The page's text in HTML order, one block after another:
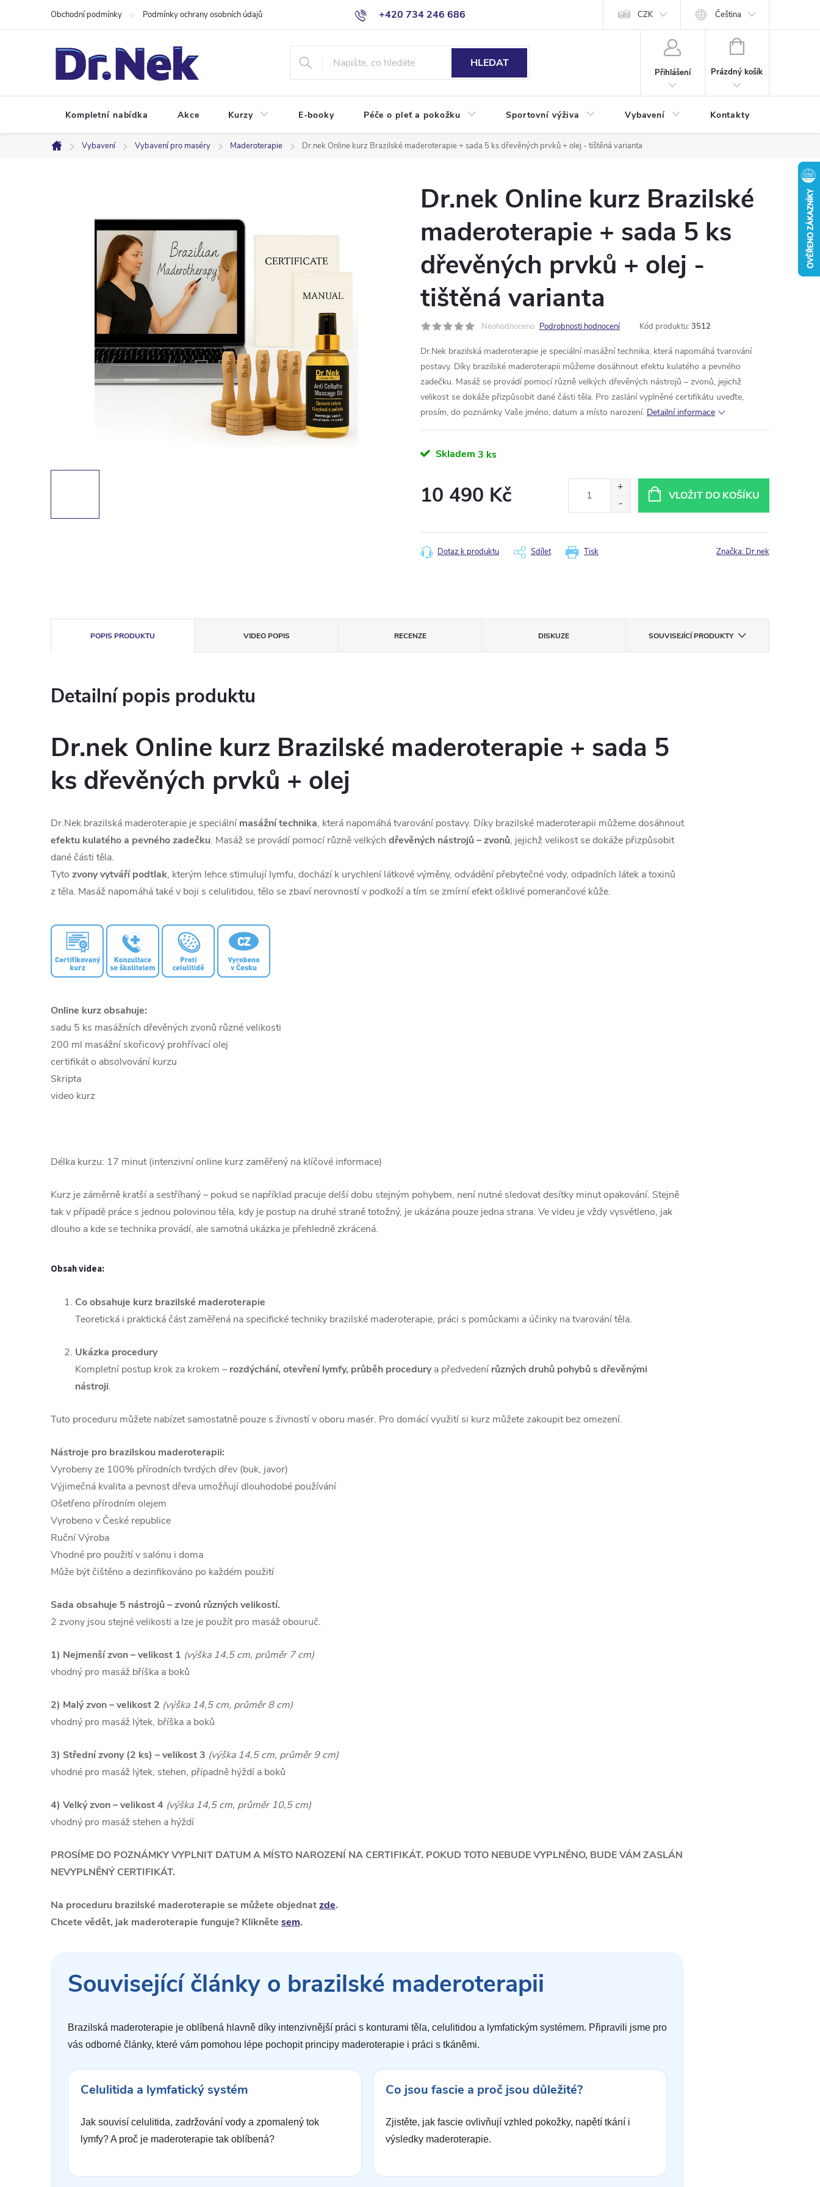
+420 734 246 686
Obchodní podmínky Podmínky ochrany osobních údajů CZK Čeština
HLEDAT
Přihlášení
NÁKUPNÍ
Prázdný košík
Kompletní nabídka Akce Kurzy E-booky Péče o pleť a pokožku Sportovní výživa Vybavení Kontakty
Domů
Vybavení Vybavení pro maséry Maderoterapie Dr.nek Online kurz Brazilské maderoterapie + sada 5 ks dřevěných prvků + olej - tištěná varianta
Dr.nek Online kurz Brazilské
maderoterapie + sada 5 ks
dřevěných prvků + olej -
tištěná varianta
Neohodnoceno Podrobnosti hodnocení Kód produktu: 3512
Dr.Nek brazilská maderoterapie je speciální masážní technika, která napomáhá tvarování
postavy. Díky brazilské maderoterapii můžeme dosáhnout efektu kulatého a pevného
zadečku. Masáž se provádí pomocí různě velkých dřevěných nástrojů – zvonů, jejichž
velikost se dokáže přizpůsobit dané části těla. Pro zaslání vyplněné certifikátu uveďte,
prosím, do poznámky Vaše jméno, datum a místo narození. Detailní informace
Skladem 3 ks
10 490 Kč VLOŽIT DO KOŠÍKU
Tisk
Dotaz k produktu Sdílet Značka: Dr.nek
POPIS PRODUKTU VIDEO POPIS RECENZE DISKUZE SOUVISEJÍCÍ PRODUKTY
Detailní popis produktu
Dr.nek Online kurz Brazilské maderoterapie + sada 5
ks dřevěných prvků + olej
Dr.Nek brazilská maderoterapie je speciální masážní technika, která napomáhá tvarování postavy. Díky brazilské maderoterapii můžeme dosáhnout
efektu kulatého a pevného zadečku. Masáž se provádí pomocí různě velkých dřevěných nástrojů – zvonů, jejichž velikost se dokáže přizpůsobit
dané části těla.
Tyto zvony vytváří podtlak, kterým lehce stimulují lymfu, dochází k urychlení látkové výměny, odvádění přebytečné vody, odpadních látek a toxinů
z těla. Masáž napomáhá také v boji s celulitidou, tělo se zbaví nerovností v podkoží a tím se zmírní efekt ošklivé pomerančové kůže.
Online kurz obsahuje:
sadu 5 ks masážních dřevěných zvonů různé velikosti
200 ml masážní skořicový prohřívací olej
certifikát o absolvování kurzu
Skripta
video kurz
Délka kurzu: 17 minut (intenzivní online kurz zaměřený na klíčové informace)
Kurz je záměrně kratší a sestříhaný – pokud se například pracuje delší dobu stejným pohybem, není nutné sledovat desítky minut opakování. Stejně
tak v případě práce s jednou polovinou těla, kdy je postup na druhé straně totožný, je ukázána pouze jedna strana. Ve videu je vždy vysvětleno, jak
dlouho a kde se technika provádí, ale samotná ukázka je přehledně zkrácená.
Obsah videa:
Co obsahuje kurz brazilské maderoterapie
Teoretická i praktická část zaměřená na specifické techniky brazilské maderoterapie, práci s pomůckami a účinky na tvarování těla.
Ukázka procedury
Kompletní postup krok za krokem – rozdýchání, otevření lymfy, průběh procedurya předvedení různých druhů pohybů s dřevěnými
nástroji.
Tuto proceduru můžete nabízet samostatně pouze s živností v oboru masér. Pro domácí využití si kurz můžete zakoupit bez omezení.
Nástroje pro brazilskou maderoterapii:
Vyrobeny ze 100% přírodních tvrdých dřev (buk, javor)
Výjimečná kvalita a pevnost dřeva umožňují dlouhodobé používání
Ošetřeno přírodním olejem
Vyrobeno v České republice
Ruční Výroba
Vhodné pro použití v salónu i doma
Může být čištěno a dezinfikováno po každém použití
Sada obsahuje 5 nástrojů – zvonů různých velikostí.
2 zvony jsou stejné velikosti a lze je použít pro masáž obouruč.
1) Nejmenší zvon – velikost 1 (výška 14,5 cm, průměr 7 cm)
vhodný pro masáž bříška a boků
2) Malý zvon – velikost 2 (výška 14,5 cm, průměr 8 cm)
vhodný pro masáž lýtek, bříška a boků
3) Střední zvony (2 ks) – velikost 3 (výška 14,5 cm, průměr 9 cm)
vhodné pro masáž lýtek, stehen, případně hýždí a boků
4) Velký zvon – velikost 4 (výška 14,5 cm, průměr 10,5 cm)
vhodný pro masáž stehen a hýždí
PROSÍME DO POZNÁMKY VYPLNIT DATUM A MÍSTO NAROZENÍ NA CERTIFIKÁT. POKUD TOTO NEBUDE VYPLNĚNO, BUDE VÁM ZASLÁN
NEVYPLNĚNÝ CERTIFIKÁT.
Na proceduru brazilské maderoterapie se můžete objednatzde.
Chcete vědět, jak maderoterapie funguje? Klikněte sem.
Související články o brazilské maderoterapii
Brazilská maderoterapie je oblíbená hlavně díky intenzivnější práci s konturami těla, celulitidou a lymfatickým systémem. Připravili jsme pro
vás odborné články, které vám pomohou lépe pochopit principy maderoterapie i práci s tkáněmi.
Celulitida a lymfatický systém
Jak souvisí celulitida, zadržování vody a zpomalený tok
lymfy? A proč je maderoterapie tak oblíbená?
Co jsou fascie a proč jsou důležité?
Zjistěte, jak fascie ovlivňují vzhled pokožky, napětí tkání i
výsledky maderoterapie.